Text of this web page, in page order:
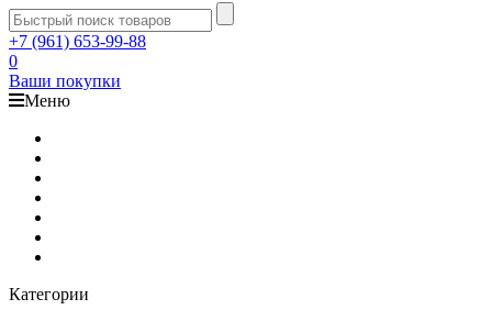
+7 (961) 653-99-88
0
Ваши покупки
Меню
Категории